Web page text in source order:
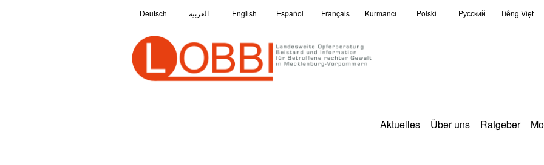
Deutsch العربية English Español Français Kurmancî Polski Pусский Tiếng Việt
Aktuelles Über uns Ratgeber